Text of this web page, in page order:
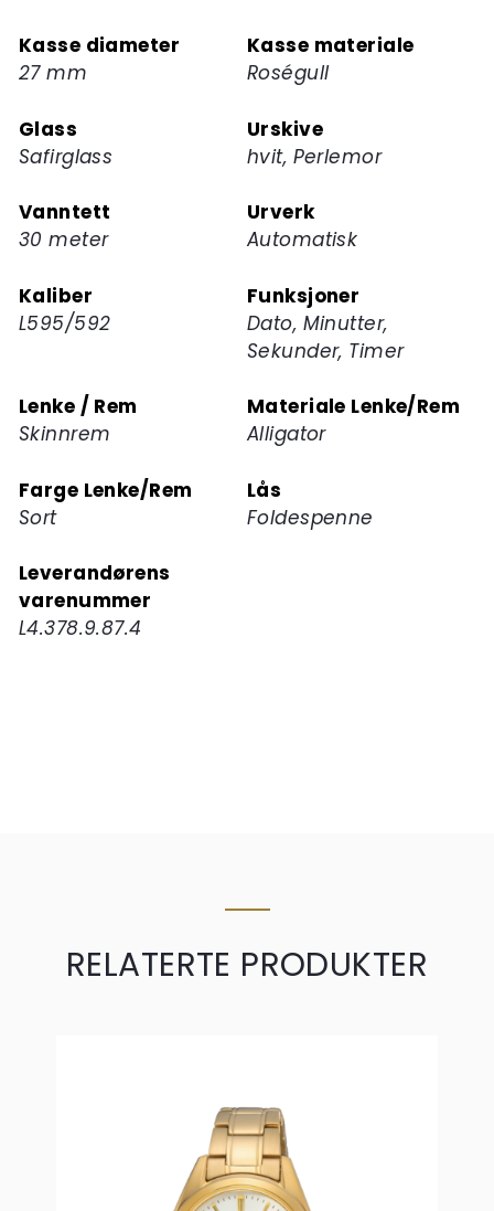
ventelisten
for
produktet
Kasse diameter
27 mm
Kasse materiale
Roségull
Glass
Safirglass
Urskive
hvit, Perlemor
Vanntett
30 meter
Urverk
Automatisk
Kaliber
L595/592
Funksjoner
Dato, Minutter,
Sekunder, Timer
Lenke / Rem
Skinnrem
Materiale Lenke/Rem
Alligator
Farge Lenke/Rem
Sort
Lås
Foldespenne
Leverandørens
varenummer
L4.378.9.87.4
RELATERTE PRODUKTER